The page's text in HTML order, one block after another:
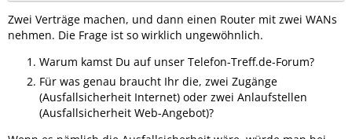
Zwei Verträge machen, und dann einen Router mit zwei WANs
nehmen. Die Frage ist so wirklich ungewöhnlich.
Warum kamst Du auf unser Telefon-Treff.de-Forum?
Für was genau braucht Ihr die, zwei Zugänge
(Ausfallsicherheit Internet) oder zwei Anlaufstellen
(Ausfallsicherheit Web-Angebot)?